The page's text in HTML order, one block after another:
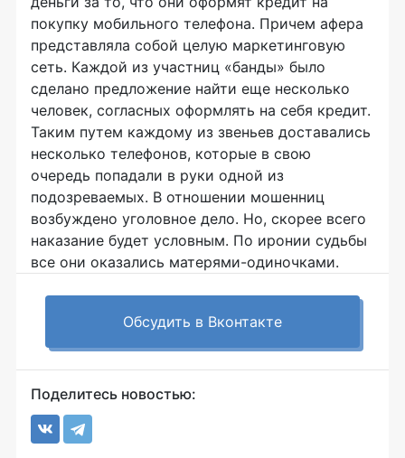
покупку мобильного телефона. Причем афера
представляла собой целую маркетинговую
сеть. Каждой из участниц «банды» было
сделано предложение найти еще несколько
человек, согласных оформлять на себя кредит.
Таким путем каждому из звеньев доставались
несколько телефонов, которые в свою
очередь попадали в руки одной из
подозреваемых. В отношении мошенниц
возбуждено уголовное дело. Но, скорее всего
наказание будет условным. По иронии судьбы
все они оказались матерями-одиночками.
Обсудить в Вконтакте
Поделитесь новостью: